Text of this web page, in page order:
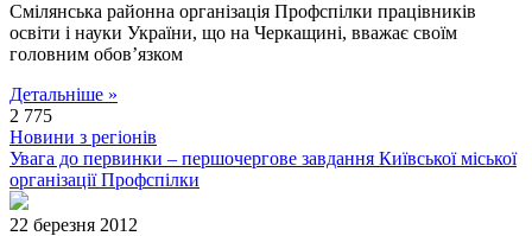
Смілянська районна організація Профспілки працівників
освіти і науки України, що на Черкащині, вважає своїм
головним обов’язком
Детальніше »
2 775
Новини з регіонів
Увага до первинки – першочергове завдання Київської міської
організації Профспілки
22 березня 2012